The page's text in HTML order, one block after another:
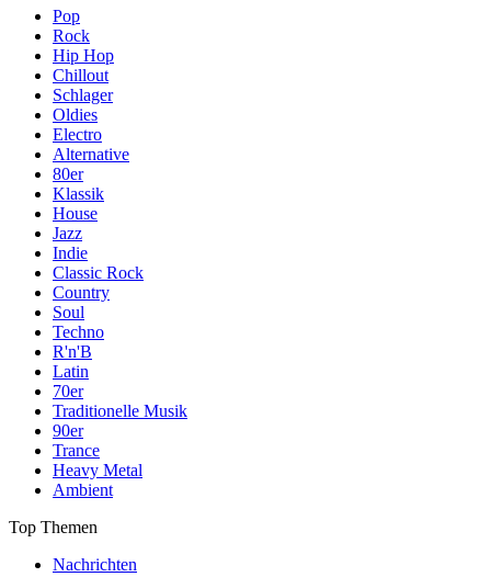
Pop
Rock
Hip Hop
Chillout
Schlager
Oldies
Electro
Alternative
80er
Klassik
House
Jazz
Indie
Classic Rock
Country
Soul
Techno
R'n'B
Latin
70er
Traditionelle Musik
90er
Trance
Heavy Metal
Ambient
Top Themen
Nachrichten